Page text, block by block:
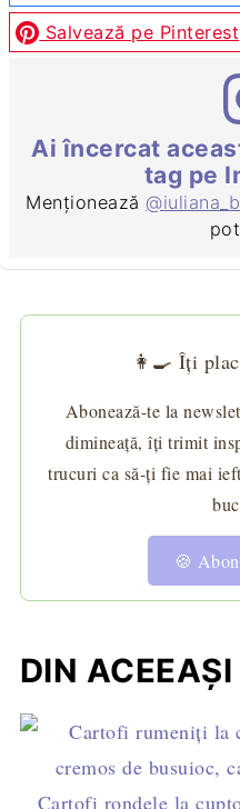
Salvează pe Pinterest
Ai încercat
tag pe
Menționează
👩‍🍳 Îți
Abonează-te la
dimineață, îți trimit
trucuri ca să-ți fie mai
🍪
DIN
Cartofi rondele la